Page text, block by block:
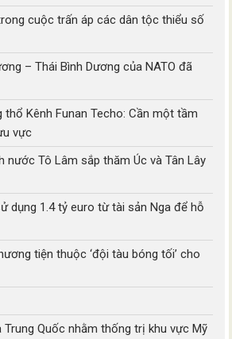
cuộc trấn áp các dân tộc thiểu số
– Thái Bình Dương của NATO đã
thổ Kênh Funan Techo: Cần một tầm
vực
nước Tô Lâm sắp thăm Úc và Tân Lây
dụng 1.4 tỷ euro từ tài sản Nga để hỗ
tiện thuộc ‘đội tàu bóng tối’ cho
Quốc nhằm thống trị khu vực Mỹ